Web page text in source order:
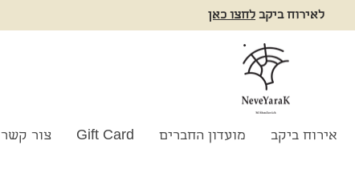
לאירוח ביקב לחצו כאן
אירוח ביקב מועדון החברים Gift Card צור קשר